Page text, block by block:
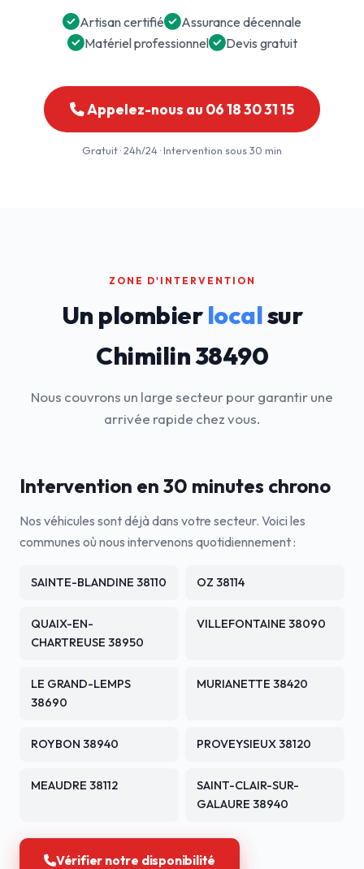
Artisan certifié
Assurance décennale
Matériel professionnel
Devis gratuit
Appelez-nous au 06 18 30 31 15
Gratuit · 24h/24 · Intervention sous 30 min
ZONE D'INTERVENTION
Un plombierlocalsur
Chimilin 38490
Nous couvrons un large secteur pour garantir une
arrivée rapide chez vous.
Intervention en 30 minutes chrono
Nos véhicules sont déjà dans votre secteur. Voici les
communes où nous intervenons quotidiennement :
SAINTE-BLANDINE 38110 OZ 38114
QUAIX-EN-
CHARTREUSE 38950
VILLEFONTAINE 38090
LE GRAND-LEMPS
38690
MURIANETTE 38420
ROYBON 38940 PROVEYSIEUX 38120
MEAUDRE 38112
SAINT-CLAIR-SUR-
GALAURE 38940
Vérifier notre disponibilité